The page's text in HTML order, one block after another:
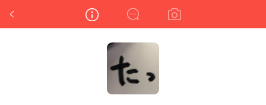
たつやのトーク